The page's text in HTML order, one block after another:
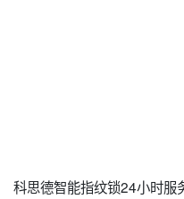
科思德智能指纹锁24小时服